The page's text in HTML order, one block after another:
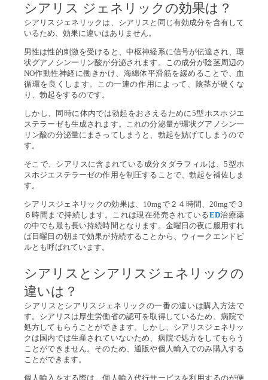
シアリス ジェネリックの効果は？
シアリスジェネリックは、シアリスと同じ有効成分を含有して
いるため、効果に違いはありません。
男性は性的刺激を受けると、中枢神経系に信号が伝達され、環
状グアノシン一リン酸が分泌されます。この成分が陰茎周辺の
NO作動性神経に働きかけ、海綿体平滑筋を緩めることで、血
循環を良くします。この一連の作用によって、陰茎が硬くな
り、勃起をするのです。
しかし、同時に体内では勃起をおさえるために5型ホスホジエ
ステラーゼも生成されます。これの分泌量が環状グアノシン一
リン酸の分泌量にまさってしまうと、勃起を妨げてしまうので
す。
そこで、シアリスに含まれている成分タダラフィルは、5型ホ
スホジエステラーゼの作用を制圧することで、勃起を補佐しま
す。
シアリスジェネリックの効果は、10mgで２４時間、20mgで３
６時間まで持続します。これは現在発売されているED治療薬
の中でも最も長い持続時間となります。金曜日の夜に服用すれ
ば日曜日の朝まで効果が持続することから、ウィークエンドピ
ルとも呼ばれています。
シアリスとシアリスジェネリックの
違いは？
シアリスとシアリスジェネリックの一番の違いは購入方法で
す。シアリスは厚生労働省の認可を取得しているため、病院で
処方してもらうことができます。しかし、シアリスジェネリッ
クは国内では生産されていないため、病院で処方をしてもらう
ことができません。そのため、通販や個人輸入でのみ購入する
ことができます。
個人輸入をする際は、個人輸入代行サービスを利用するのが便